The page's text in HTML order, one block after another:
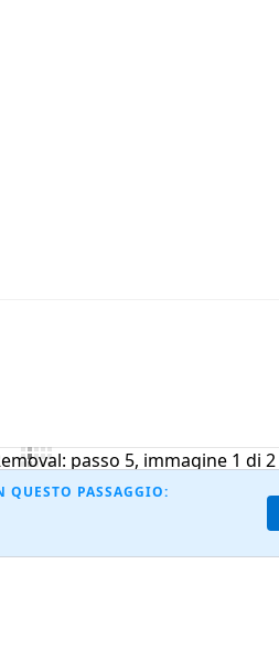
PASSAGGIO: